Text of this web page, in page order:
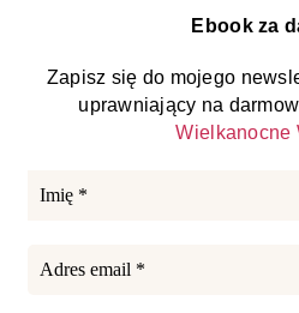
Ebook za
Zapisz się do mojego
uprawniający na
Wielkanocne